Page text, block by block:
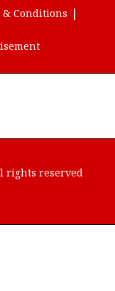
& Conditions
rights reserved